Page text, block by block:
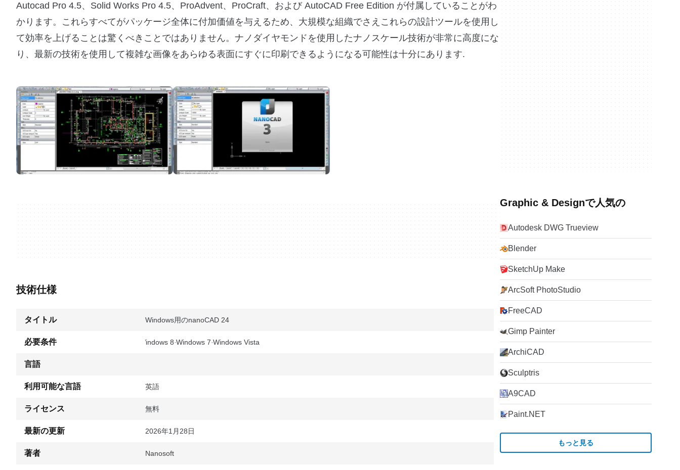
Autocad Pro 4.5、Solid Works Pro 4.5、ProAdvent、ProCraft、および AutoCAD Free Edition が付属していることがわ
かります。これらすべてがパッケージ全体に付加価値を与えるため、大規模な組織でさえこれらの設計ツールを使用し
て効率を上げることは驚くべきことではありません。ナノダイヤモンドを使用したナノスケール技術が非常に高度にな
り、最新の技術を使用して複雑な画像をあらゆる表面にすぐに印刷できるようになる可能性は十分にあります.
技術仕様
タイトル Windows用のnanoCAD 24
必要条件 Windows 8 Windows 7 Windows Vista
言語
利用可能な言語 英語
ライセンス 無料
最新の更新 2026年1月28日
著者 Nanosoft
Graphic & Designで人気の
Autodesk DWG Trueview
Blender
SketchUp Make
ArcSoft PhotoStudio
FreeCAD
Gimp Painter
ArchiCAD
Sculptris
A9CAD
Paint.NET
もっと見る